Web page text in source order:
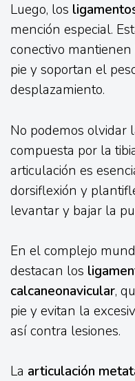
Luego, los
mención especial.
conectivo
pie y soportan el
desplazamiento.
No podemos olvidar
compuesta por la
articulación es
dorsiflexión y
levantar y bajar la
En el complejo
destacan los
calcaneonavicular,
pie y evitan la
así contra lesiones.
La articulación